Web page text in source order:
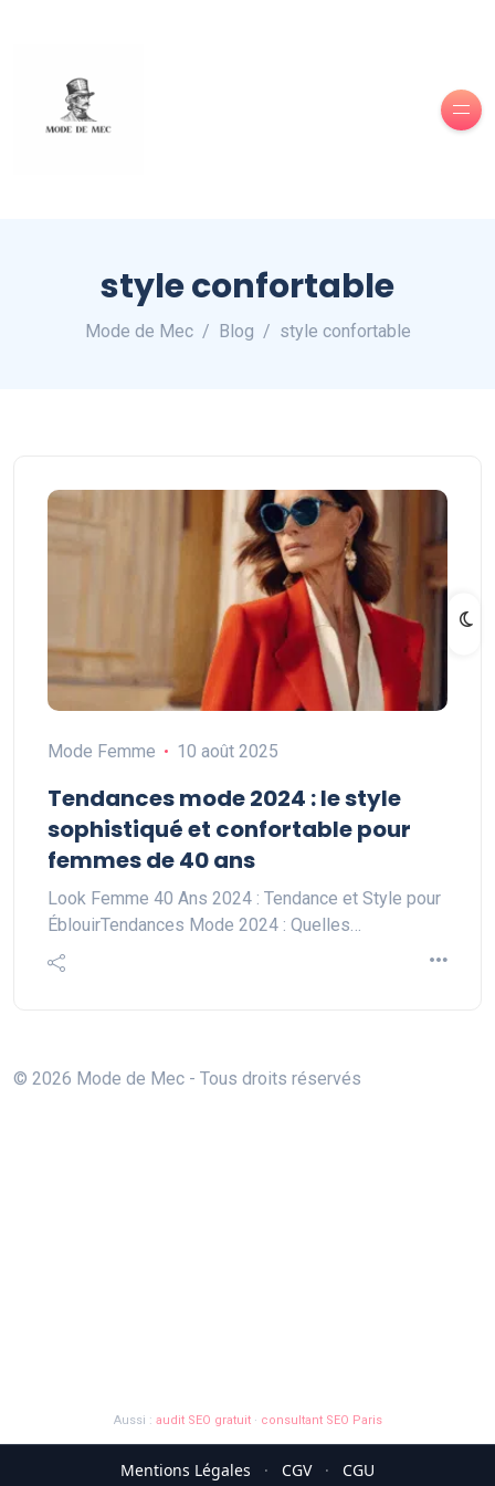
style confortable
Mode de Mec Blog style confortable
Mode Femme 10 août 2025
Tendances mode 2024 : le style
sophistiqué et confortable pour
femmes de 40 ans
Look Femme 40 Ans 2024 : Tendance et Style pour
ÉblouirTendances Mode 2024 : Quelles…
© 2026 Mode de Mec - Tous droits réservés
Aussi : audit SEO gratuit· consultant SEO Paris
Mentions Légales · CGV · CGU